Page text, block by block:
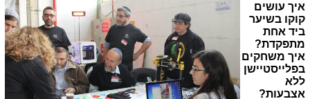
איך עושים
קוקו בשיער
ביד אחת
מתפקדת?
איך משחקים
בפלייסטיישן
ללא
אצבעות?